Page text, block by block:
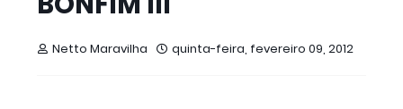
Netto Maravilha quinta-feira, fevereiro 09, 2012